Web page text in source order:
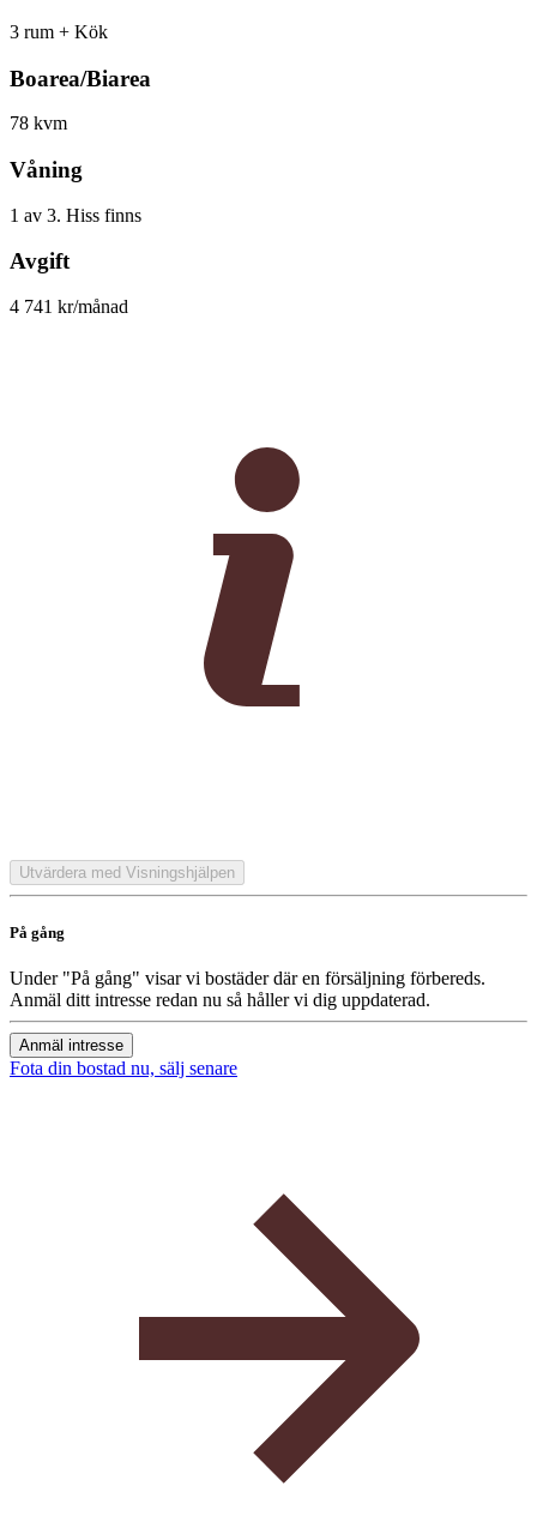
3 rum + Kök
Boarea/Biarea
78 kvm
Våning
1 av 3. Hiss finns
Avgift
4 741 kr/månad
Utvärdera med Visningshjälpen
På gång
Under "På gång" visar vi bostäder där en försäljning förbereds.
Anmäl ditt intresse redan nu så håller vi dig uppdaterad.
Anmäl intresse
Fota din bostad nu, sälj senare